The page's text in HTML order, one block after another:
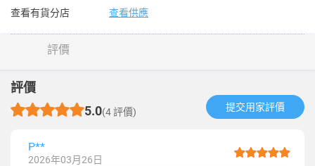
查看有貨分店 查看供應
評價
評價
5.0(4 評價) 提交用家評價​
P**
2026年03月26日